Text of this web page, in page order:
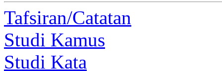
Tafsiran/Catatan
Studi Kamus
Studi Kata